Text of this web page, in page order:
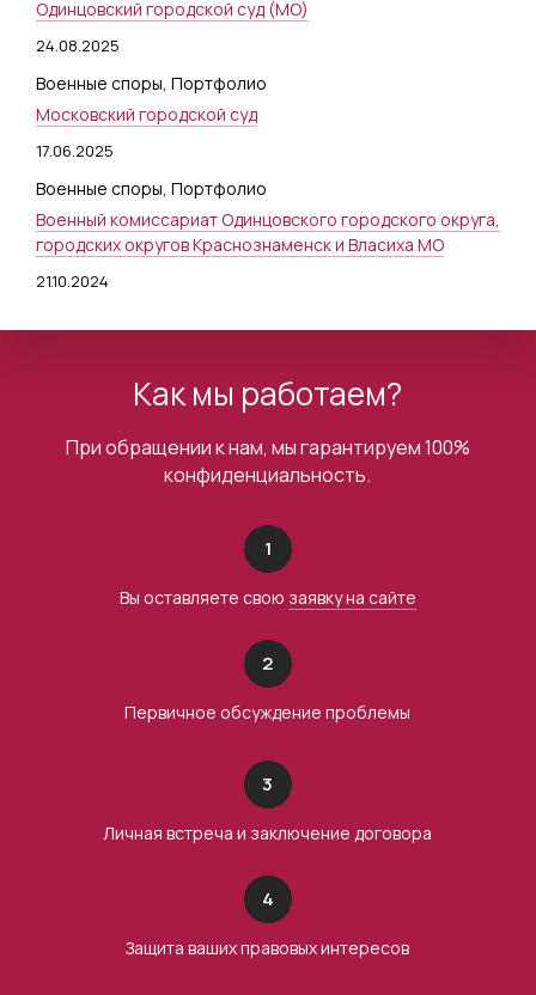
Одинцовский городской суд (МО)
24.08.2025
Военные споры, Портфолио
Московский городской суд
17.06.2025
Военные споры, Портфолио
Военный комиссариат Одинцовского городского округа,
городских округов Краснознаменск и Власиха МО
21.10.2024
Как мы работаем?
При обращении к нам, мы гарантируем 100%
конфиденциальность.
1
Вы оставляете свою заявку на сайте
2
Первичное обсуждение проблемы
3
Личная встреча и заключение договора
4
Защита ваших правовых интересов